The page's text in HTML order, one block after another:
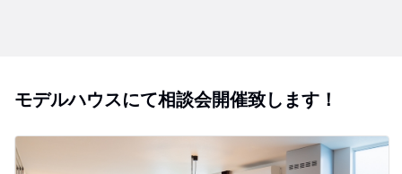
モデルハウスにて相談会開催致します！